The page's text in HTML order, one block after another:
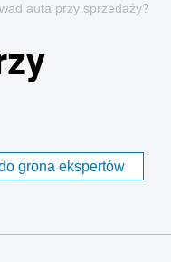
auta przy sprzedaży?
grona ekspertów